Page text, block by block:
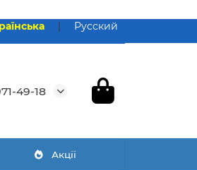
| Русский
49-18
Акції